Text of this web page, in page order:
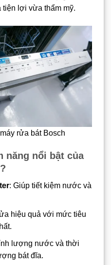
tiện lợi vừa thẩm mỹ.
rửa bát Bosch
năng nổi bật của
: Giúp tiết kiệm nước và
hiệu quả với mức tiêu
lượng nước và thời
bát đĩa.